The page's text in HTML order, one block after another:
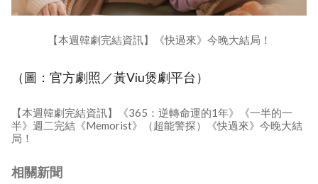
【本週韓劇完結資訊】《快過來》今晚大結局！
（圖：官方劇照／黃Viu煲劇平台）
【本週韓劇完結資訊】《365：逆轉命運的1年》《一半的一
半》週二完結《Memorist》（超能警探）《快過來》今晚大結
局！
相關新聞